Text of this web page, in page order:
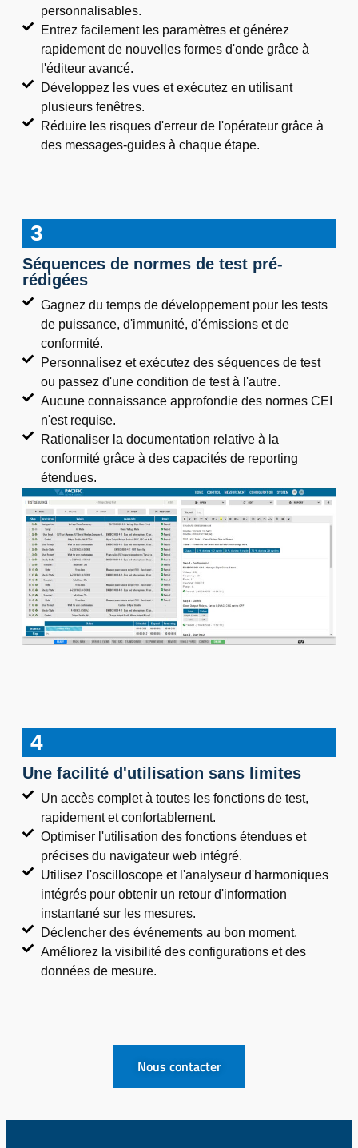
personnalisables.
Entrez facilement les paramètres et générez
rapidement de nouvelles formes d'onde grâce à
l'éditeur avancé.
Développez les vues et exécutez en utilisant
plusieurs fenêtres.
Réduire les risques d'erreur de l'opérateur grâce à
des messages-guides à chaque étape.
3
Séquences de normes de test pré-
rédigées
Gagnez du temps de développement pour les tests
de puissance, d'immunité, d'émissions et de
conformité.
Personnalisez et exécutez des séquences de test
ou passez d'une condition de test à l'autre.
Aucune connaissance approfondie des normes CEI
n'est requise.
Rationaliser la documentation relative à la
conformité grâce à des capacités de reporting
étendues.
4
Une facilité d'utilisation sans limites
Un accès complet à toutes les fonctions de test,
rapidement et confortablement.
Optimiser l'utilisation des fonctions étendues et
précises du navigateur web intégré.
Utilisez l'oscilloscope et l'analyseur d'harmoniques
intégrés pour obtenir un retour d'information
instantané sur les mesures.
Déclencher des événements au bon moment.
Améliorez la visibilité des configurations et des
données de mesure.
Nous contacter